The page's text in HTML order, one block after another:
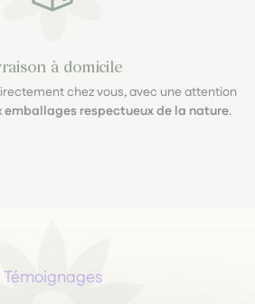
à domicile
chez vous, avec une attention
emballages respectueux de la nature.
Témoignages